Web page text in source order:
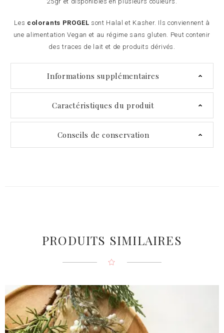
Les colorants PROGEL sont Halal et Kasher. Ils conviennent à
une alimentation Vegan et au régime sans gluten. Peut contenir
des traces de lait et de produits dérivés.
Informations supplémentaires
Caractéristiques du produit
Conseils de conservation
PRODUITS SIMILAIRES